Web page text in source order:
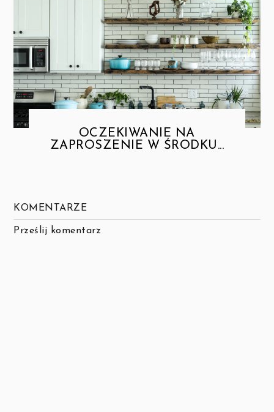
OCZEKIWANIE NA
ZAPROSZENIE W ŚRODKU...
KOMENTARZE
Prześlij komentarz